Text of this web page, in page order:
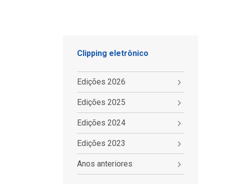
Clipping eletrônico
Edições 2026
Edições 2025
Edições 2024
Edições 2023
Anos anteriores